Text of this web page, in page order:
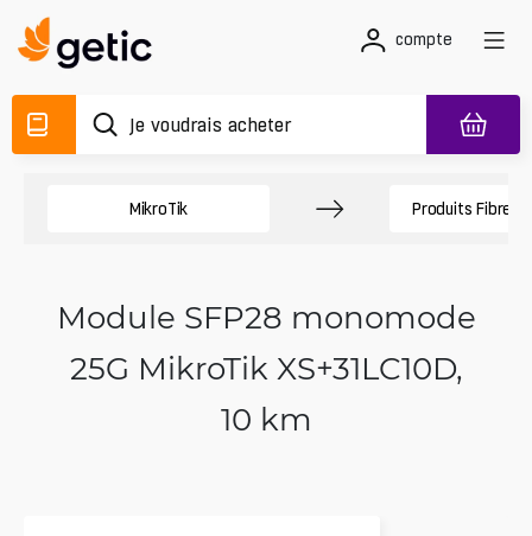
compte
MikroTik Produits Fibres
Module SFP28 monomode
25G MikroTik XS+31LC10D,
10 km